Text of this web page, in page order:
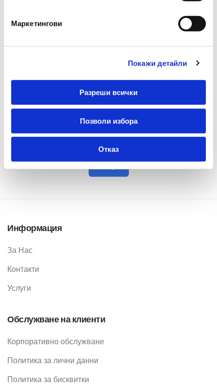
Маркетингови
Покажи детайли
Разреши всички
Позволи избора
Отказ
Принтерна хартия 240/11/1 1500л
€ 12.73 без ДДС
24.90 лв. без ДДС
Информация
За Нас
Контакти
Услуги
Обслужване на клиенти
Корпоративно обслужване
Политика за лични данни
Политика за бисквитки